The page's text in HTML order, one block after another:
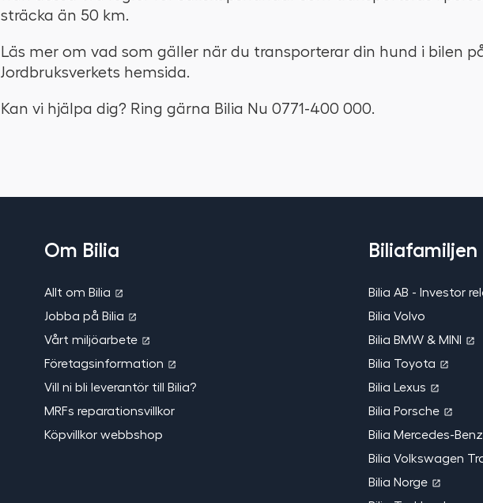
sträcka än 50 km.
Läs mer om vad som gäller när du transporterar din hund i bilen
Jordbruksverkets hemsida.
Kan vi hjälpa dig? Ring gärna Bilia Nu 0771-400 000.
Om Bilia
Allt om Bilia
Jobba på Bilia
Vårt miljöarbete
Företagsinformation
Vill ni bli leverantör till Bilia?
MRFs reparationsvillkor
Köpvillkor webbshop
Biliafamiljen
Bilia AB - Investor
Bilia Volvo
Bilia BMW & MINI
Bilia Toyota
Bilia Lexus
Bilia Porsche
Bilia Mercedes-Benz
Bilia Volkswagen
Bilia Norge